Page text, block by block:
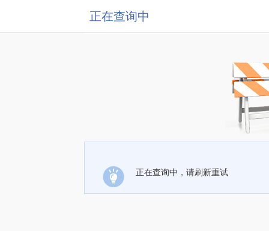
正在查询中
正在查询中，请刷新重试